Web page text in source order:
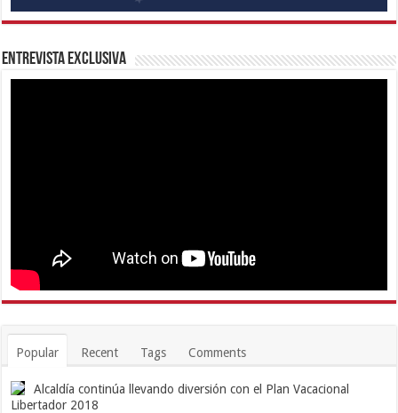
Entrevista Exclusiva
Popular Recent Tags Comments
Alcaldía continúa llevando diversión con el Plan Vacacional
Libertador 2018